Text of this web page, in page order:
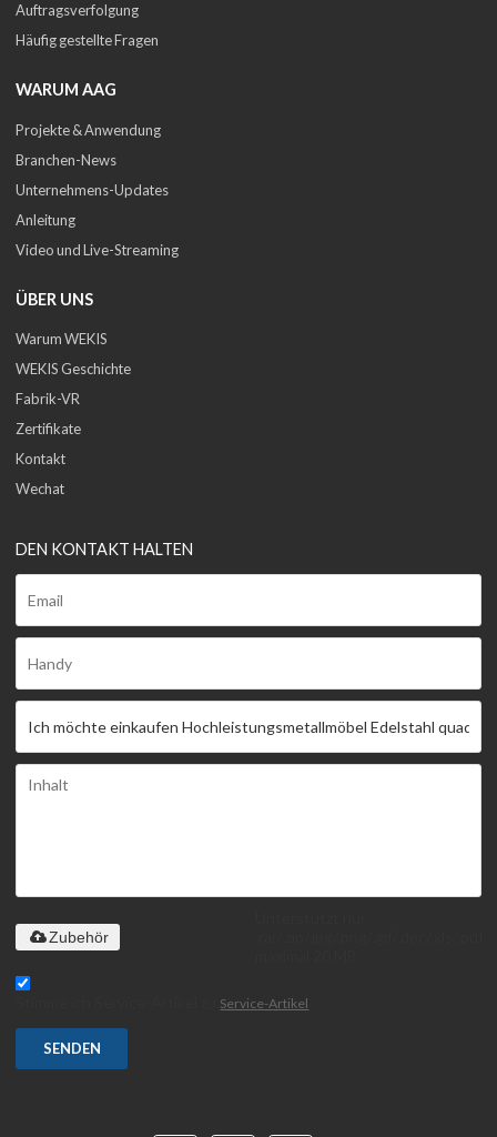
Auftragsverfolgung
Häufig gestellte Fragen
WARUM AAG
Projekte & Anwendung
Branchen-News
Unternehmens-Updates
Anleitung
Video und Live-Streaming
ÜBER UNS
Warum WEKIS
WEKIS Geschichte
Fabrik-VR
Zertifikate
Kontakt
Wechat
DEN KONTAKT HALTEN
Zubehör
Service-Artikel
SENDEN